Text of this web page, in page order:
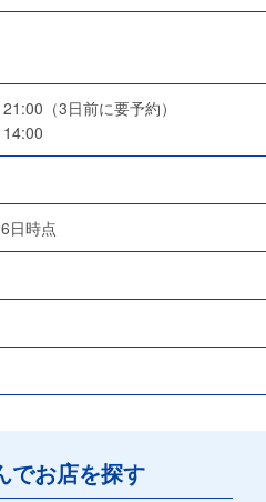
（3日前に要予約）
日時点
でお店を探す